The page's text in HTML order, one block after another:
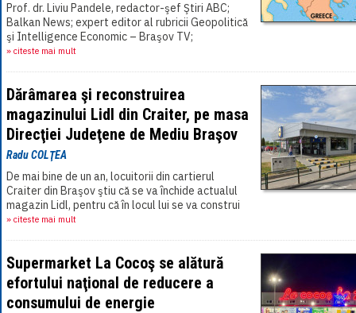
Prof. dr. Liviu Pandele, redactor-şef Ştiri ABC;
Balkan News; expert editor al rubricii Geopolitică
şi Intelligence Economic – Braşov TV;
Strategikon; Carpatia Jurnal; KAmKam Media
» citeste mai mult
Dărâmarea şi reconstruirea
magazinului Lidl din Craiter, pe masa
Direcţiei Judeţene de Mediu Braşov
Radu COLŢEA
De mai bine de un an, locuitorii din cartierul
Craiter din Braşov ştiu că se va închide actualul
magazin Lidl, pentru că în locul lui se va construi
un noi magazin. Momentul în[...]
» citeste mai mult
Supermarket La Cocoş se alătură
efortului naţional de reducere a
consumului de energie